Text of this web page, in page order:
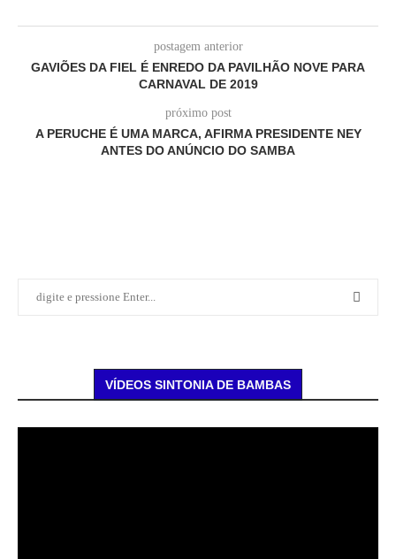
postagem anterior
GAVIÕES DA FIEL É ENREDO DA PAVILHÃO NOVE PARA
CARNAVAL DE 2019
próximo post
A PERUCHE É UMA MARCA, AFIRMA PRESIDENTE NEY
ANTES DO ANÚNCIO DO SAMBA
VÍDEOS SINTONIA DE BAMBAS